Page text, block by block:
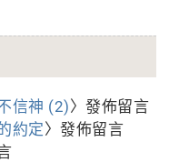
信神 (2)〉發佈留言
約定〉發佈留言